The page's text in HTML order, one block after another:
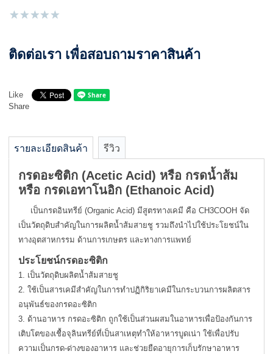
ติดต่อเรา เพื่อสอบถามราคาสินค้า
Like
Share
รายละเอียดสินค้า รีวิว
กรดอะซิติก (Acetic Acid) หรือ กรดน้ำส้ม
หรือ กรดเอทาโนอิก (Ethanoic Acid)
เป็นกรดอินทรีย์ (Organic Acid) มีสูตรทางเคมี คือ CH3COOH จัด
เป็นวัตถุดิบสำคัญในการผลิตน้ำส้มสายชู รวมถึงนำไปใช้ประโยชน์ใน
ทางอุตสาหกรรม ด้านการเกษตร และทางการแพทย์
ประโยชน์กรดอะซิติก
1. เป็นวัตถุดิบผลิตน้ำส้มสายชู
2. ใช้เป็นสารเคมีสำคัญในการทำปฏิกิริยาเคมีในกระบวนการผลิตสาร
อนุพันธ์ของกรดอะซิติก
3. ด้านอาหาร กรดอะซิติก ถูกใช้เป็นส่วนผสมในอาหารเพื่อป้องกันการ
เติบโตของเชื้อจุลินทรีย์ที่เป็นสาเหตุทำให้อาหารบูดเน่า ใช้เพื่อปรับ
ความเป็นกรด-ด่างของอาหาร และช่วยยืดอายุการเก็บรักษาอาหาร